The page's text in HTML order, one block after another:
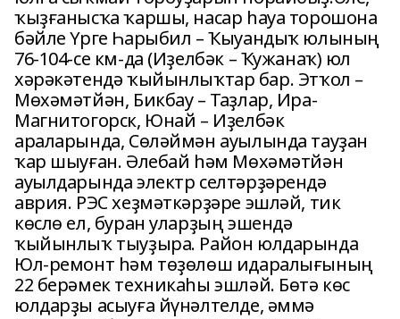
ҡыҙғанысҡа ҡаршы, насар һауа торошона
бәйле Үрге Һарыбил – Ҡыуандыҡ юлының
76-104-се км-да (Иҙелбәк – Ҡужанаҡ) юл
хәрәкәтендә ҡыйынлыҡтар бар. Этҡол –
Мөхәмәтйән, Бикбау – Таҙлар, Ира-
Магнитогорск, Юнай – Иҙелбәк
араларында, Сөләймән ауылында тауҙан
ҡар шыуған. Әлебай һәм Мөхәмәтйән
ауылдарында электр селтәрҙәрендә
аврия. РЭС хеҙмәткәрҙәре эшләй, тик
көслө ел, буран уларҙың эшендә
ҡыйынлыҡ тыуҙыра. Район юлдарында
Юл-ремонт һәм төҙөлөш идаралығының
22 берәмек техникаһы эшләй. Бөтә көс
юлдарҙы асыуға йүнәлтелде, әммә